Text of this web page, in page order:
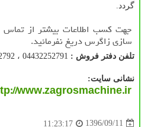
گردد.
جهت کسب اطلاعات بیشتر از تماس
سازی زاگرس دریغ نفرمائید.
تلفن دفتر فروش :
نشانی سایت:
www.zagrosmachine.ir
1396/09/11
11:23:17